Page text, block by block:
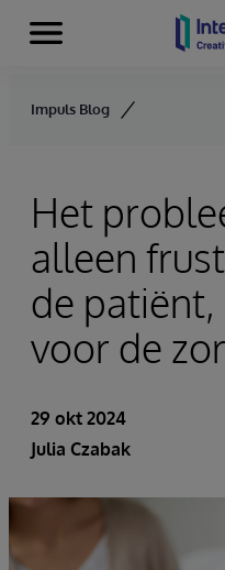
Skip to content
Menu
Impuls Blog
Het
alleen
de
voor de
29 okt 2024
Julia Czabak